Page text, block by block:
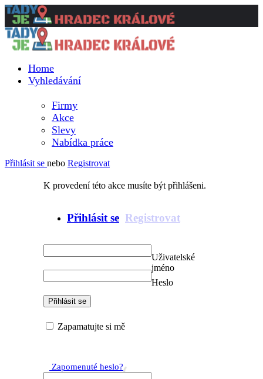
Home
Vyhledávání
Firmy
Akce
Slevy
Nabídka práce
Přihlásit se nebo Registrovat
K provedení této akce musíte být přihlášeni.
Přihlásit se Registrovat
Uživatelské
jméno
Heslo
Přihlásit se
Zapamatujte si mě
Zapomenuté heslo?